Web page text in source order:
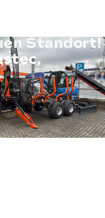
Standort!